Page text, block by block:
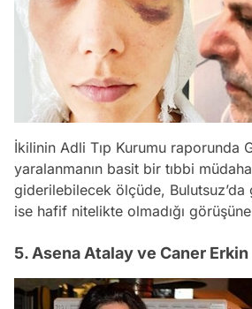
İkilinin Adli Tıp Kurumu raporunda
yaralanmanın basit bir tıbbi
giderilebilecek ölçüde, Bulutsuz’da
ise hafif nitelikte olmadığı
5. Asena Atalay ve Caner Erkin